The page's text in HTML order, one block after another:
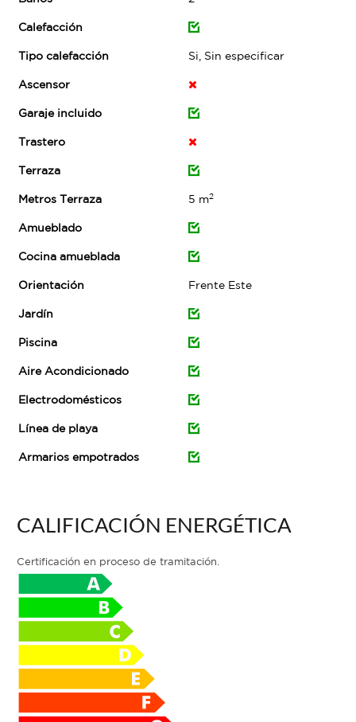
Calefacción
Tipo calefacción Si, Sin especificar
Ascensor
Garaje incluido
Trastero
Terraza
Metros Terraza 5 m2
Amueblado
Cocina amueblada
Orientación Frente Este
Jardín
Piscina
Aire Acondicionado
Electrodomésticos
Línea de playa
Armarios empotrados
CALIFICACIÓN ENERGÉTICA
Certificación en proceso de tramitación.